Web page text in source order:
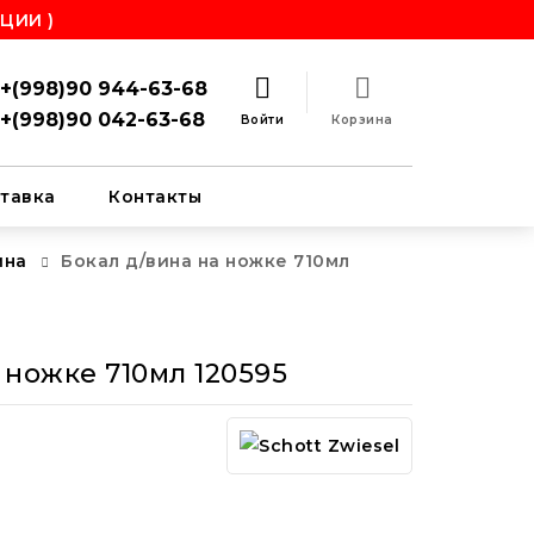
)
Корзина
+(998)90 944-63-68
+(998)90 042-63-68
Войти
Контакты
Бокал д/вина на ножке 710мл
710мл 120595